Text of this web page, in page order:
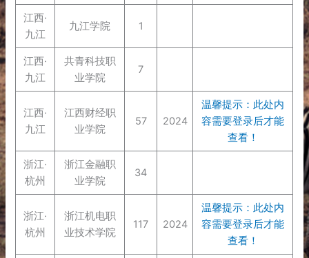
江西·
九江
九江学院 1
江西·
九江
共青科技职
业学院
7
江西·
九江
江西财经职
业学院
57 2024
温馨提示：此处内
容需要登录后才能
查看！
浙江·
杭州
浙江金融职
业学院
34
浙江·
杭州
浙江机电职
业技术学院
117 2024
温馨提示：此处内
容需要登录后才能
查看！